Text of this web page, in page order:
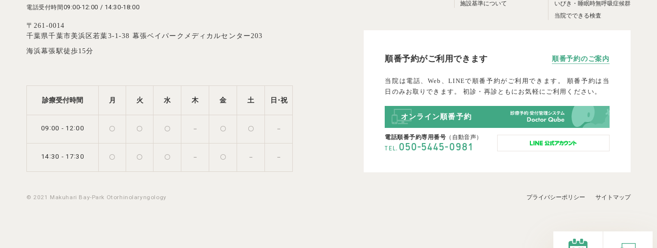
電話受付時間 09:00-12:00 / 14:30-18:00
〒261-0014
千葉県千葉市美浜区若葉3-1-38 幕張ベイパークメディカルセンター203
海浜幕張駅徒歩15分
診療受付時間 月 火 水 木 金 土 日･祝
09:00 - 12:00 〇 〇 〇 － 〇 〇 －
14:30 - 17:30 〇 〇 〇 － 〇 － －
施設基準について
いびき・睡眠時無呼吸症候群
当院でできる検査
順番予約がご利用できます 順番予約のご案内
当院は電話、Web、LINEで順番予約がご利用できます。 順番予約は当
日のみお取りできます。 初診・再診ともにお気軽にご利用ください。
オンライン順番予約
電話順番予約専用番号 （自動音声）
TEL. 050-5445-0981
プライバシーポリシー サイトマップ
© 2021 Makuhari Bay-Park Otorhinolaryngology